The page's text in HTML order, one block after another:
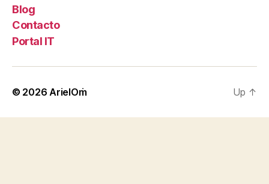
Blog
Contacto
Portal IT
© 2026 ArielOṁ Up ↑